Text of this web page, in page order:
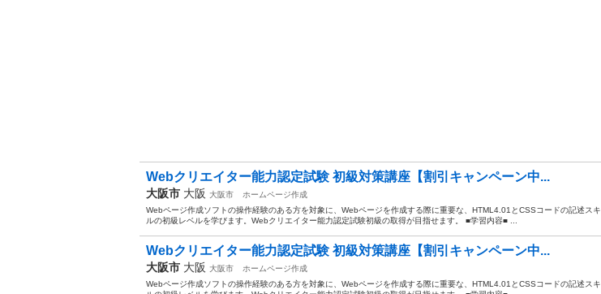
Webクリエイター能力認定試験 初級対策講座【割引キャンペーン中...
大阪市 大阪 大阪市
ホームページ作成
Webページ作成ソフトの操作経験のある方を対象に、Webページを作成する際に重要な、HTML4.01とCSSコードの記述スキ
ルの初級レベルを学びます。Webクリエイター能力認定試験初級の取得が目指せます。 ■学習内容■ ...
Webクリエイター能力認定試験 初級対策講座【割引キャンペーン中...
大阪市 大阪 大阪市
ホームページ作成
Webページ作成ソフトの操作経験のある方を対象に、Webページを作成する際に重要な、HTML4.01とCSSコードの記述スキ